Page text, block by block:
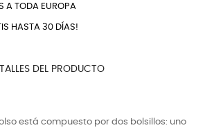
A TODA EUROPA
HASTA 30 DÍAS!
DEL PRODUCTO
está compuesto por dos bolsillos: uno